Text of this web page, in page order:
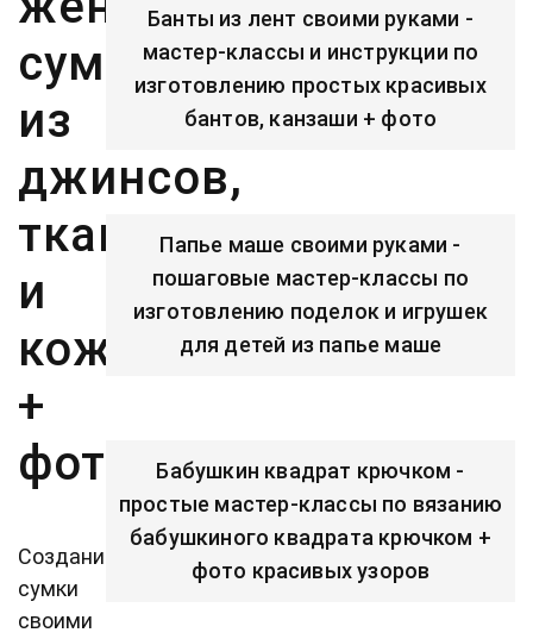
сумок
из
джинсов,
ткани
и
кожи
+
фото
Создание
сумки
своими
Банты из лент своими руками -
мастер-классы и инструкции по
изготовлению простых красивых
бантов, канзаши + фото
Папье маше своими руками -
пошаговые мастер-классы по
изготовлению поделок и игрушек
для детей из папье маше
Бабушкин квадрат крючком -
простые мастер-классы по вязанию
бабушкиного квадрата крючком +
фото красивых узоров